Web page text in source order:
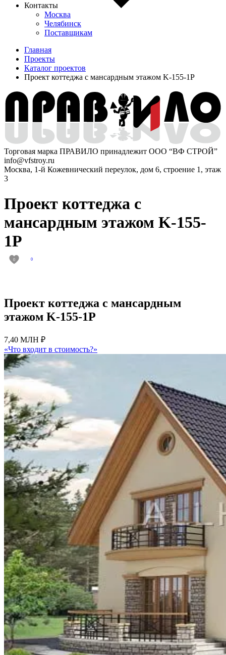
Контакты
Москва
Челябинск
Поставщикам
Главная
Проекты
Каталог проектов
Проект коттеджа с мансардным этажом K-155-1P
Торговая марка ПРАВИЛО принадлежит ООО “ВФ СТРОЙ”
info@vfstroy.ru
Москва, 1-й Кожевнический переулок, дом 6, строение 1, этаж
3
Проект коттеджа с
мансардным этажом K-155-
1P
0 0
Проект коттеджа с мансардным
этажом K-155-1P
7,40 МЛН ₽
«Что входит в стоимость?»